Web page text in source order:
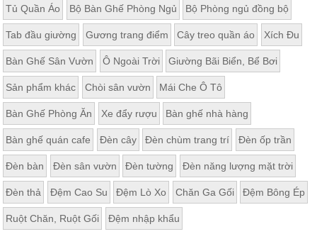
Tủ Quần Áo Bộ Bàn Ghế Phòng Ngủ Bộ Phòng ngủ đồng bộ
Tab đầu giường Gương trang điểm Cây treo quần áo Xích Đu
Bàn Ghế Sân Vườn Ô Ngoài Trời Giường Bãi Biển, Bể Bơi
Sản phẩm khác Chòi sân vườn Mái Che Ô Tô
Bàn Ghế Phòng Ăn Xe đẩy rượu Bàn ghế nhà hàng
Bàn ghế quán cafe Đèn cây Đèn chùm trang trí Đèn ốp trần
Đèn bàn Đèn sân vườn Đèn tường Đèn năng lượng mặt trời
Đèn thả Đệm Cao Su Đệm Lò Xo Chăn Ga Gối Đệm Bông Ép
Ruột Chăn, Ruột Gối Đệm nhập khẩu